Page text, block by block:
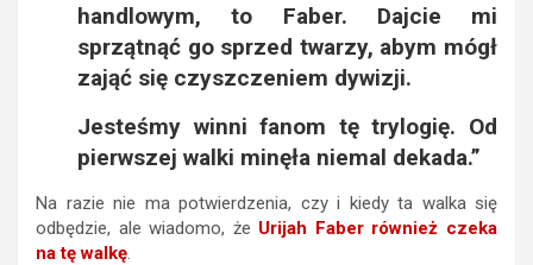
handlowym, to Faber. Dajcie mi
sprzątnąć go sprzed twarzy, abym mógł
zająć się czyszczeniem dywizji.
Jesteśmy winni fanom tę trylogię. Od
pierwszej walki minęła niemal dekada.”
Na razie nie ma potwierdzenia, czy i kiedy ta walka się
odbędzie, ale wiadomo, że Urijah Faber również czeka
na tę walkę.